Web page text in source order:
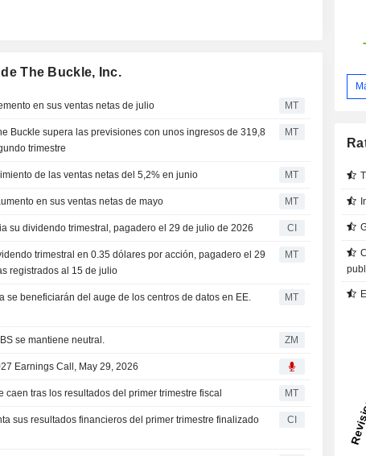
The Buckle, Inc.
en sus ventas netas de julio MT
Buckle supera las previsiones con unos ingresos de 319,8
trimestre
MT
de las ventas netas del 5,2% en junio MT
en sus ventas netas de mayo MT
su dividendo trimestral, pagadero el 29 de julio de 2026 CI
trimestral en 0.35 dólares por acción, pagadero el 29
registrados al 15 de julio
MT
se beneficiarán del auge de los centros de datos en EE.
MT
BUCKLE, INC. : UBS se mantiene neutral. ZM
Earnings Call, May 29, 2026
caen tras los resultados del primer trimestre fiscal MT
sus resultados financieros del primer trimestre finalizado
CI